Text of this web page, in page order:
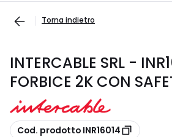
Torna indietro
INTERCABLE SRL -
FORBICE 2K CON
copia
Cod. prodotto INR16014